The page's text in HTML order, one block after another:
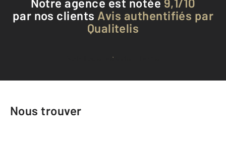
par nos clients Avis authentifiés par
Qualitelis
Voir tous les avis clients
Nous trouver